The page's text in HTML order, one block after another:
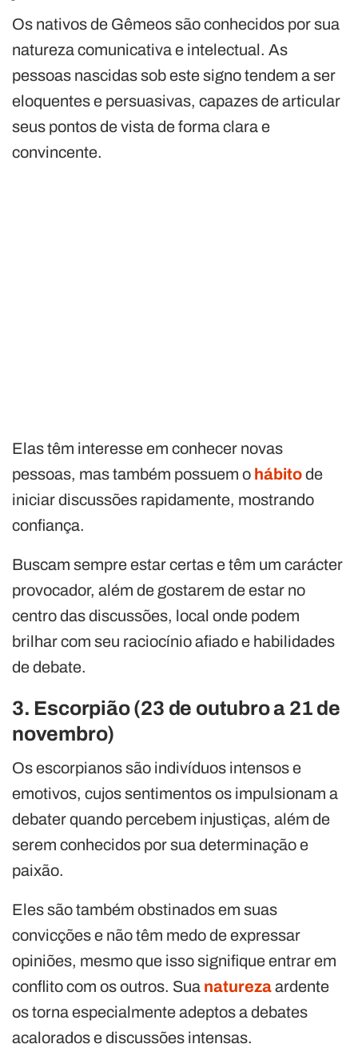
Os nativos de Gêmeos são conhecidos por sua
natureza comunicativa e intelectual. As
pessoas nascidas sob este signo tendem a ser
eloquentes e persuasivas, capazes de articular
seus pontos de vista de forma clara e
convincente.
Elas têm interesse em conhecer novas
pessoas, mas também possuem o hábitode
iniciar discussões rapidamente, mostrando
confiança.
Buscam sempre estar certas e têm um carácter
provocador, além de gostarem de estar no
centro das discussões, local onde podem
brilhar com seu raciocínio afiado e habilidades
de debate.
3. Escorpião (23 de outubro a 21 de
novembro)
Os escorpianos são indivíduos intensos e
emotivos, cujos sentimentos os impulsionam a
debater quando percebem injustiças, além de
serem conhecidos por sua determinação e
paixão.
Eles são também obstinados em suas
convicções e não têm medo de expressar
opiniões, mesmo que isso signifique entrar em
conflito com os outros. Sua naturezaardente
os torna especialmente adeptos a debates
acalorados e discussões intensas.